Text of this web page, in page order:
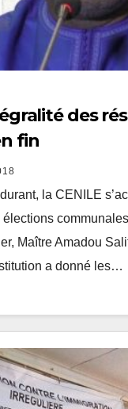
des
fin
la CENILE
élections
Maître Amadou
a donné les…